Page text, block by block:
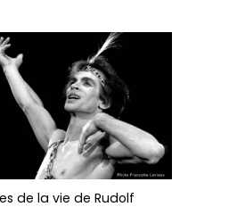
de la vie de Rudolf